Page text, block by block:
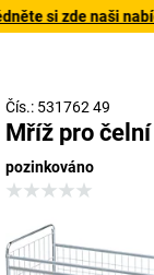
si zde naši
Čís.: 531762 49
Mříž pro
pozinkováno